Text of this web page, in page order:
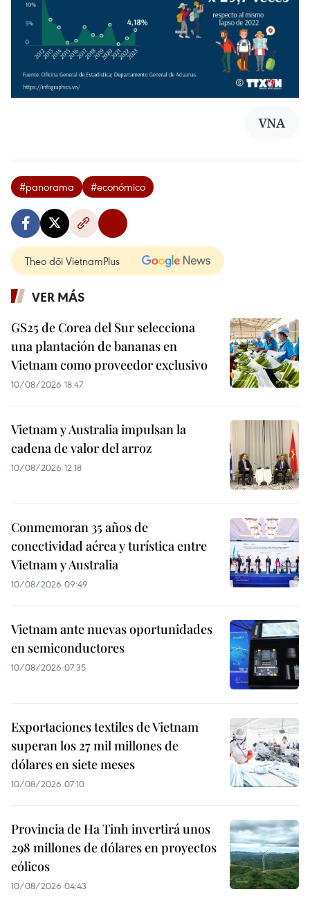
VNA
#panorama #económico
Theo dõi VietnamPlus
VER MÁS
GS25 de Corea del Sur selecciona
una plantación de bananas en
Vietnam como proveedor exclusivo
10/08/2026 18:47
Vietnam y Australia impulsan la
cadena de valor del arroz
10/08/2026 12:18
Conmemoran 35 años de
conectividad aérea y turística entre
Vietnam y Australia
10/08/2026 09:49
Vietnam ante nuevas oportunidades
en semiconductores
10/08/2026 07:35
Exportaciones textiles de Vietnam
superan los 27 mil millones de
dólares en siete meses
10/08/2026 07:10
Provincia de Ha Tinh invertirá unos
298 millones de dólares en proyectos
eólicos
10/08/2026 04:43